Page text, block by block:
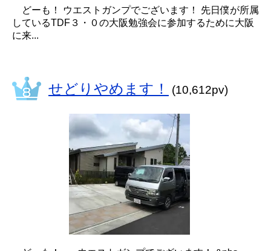
どーも！ ウエストガンプでございます！ 先日僕が所属
しているTDF３・０の大阪勉強会に参加するために大阪
に来...
せどりやめます！ (10,612pv)